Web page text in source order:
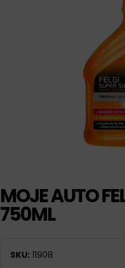
MOJE AUTO
750ML
SKU: 11908